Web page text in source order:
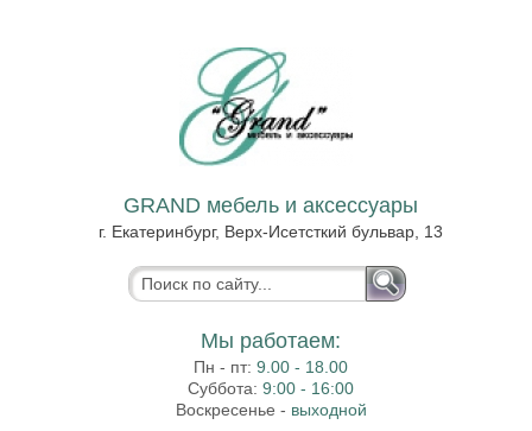
GRAND мебель и аксессуары
г. Екатеринбург, Верх-Исетсткий бульвар, 13
Мы работаем:
Пн - пт:9.00 - 18.00
Суббота:9:00 - 16:00
Воскресенье - выходной